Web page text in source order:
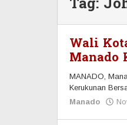
Wali
Manado
MANADO,
Kerukunan
Manado